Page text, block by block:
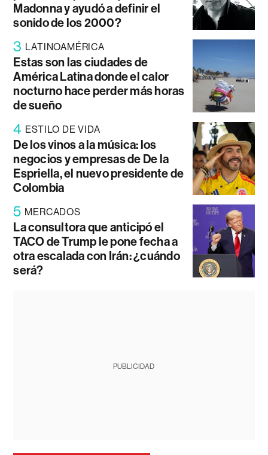
Madonna y ayudó a definir el
sonido de los 2000?
3 LATINOAMÉRICA
Estas son las ciudades de
América Latina donde el calor
nocturno hace perder más horas
de sueño
4 ESTILO DE VIDA
De los vinos a la música: los
negocios y empresas de De la
Espriella, el nuevo presidente de
Colombia
5 MERCADOS
La consultora que anticipó el
TACO de Trump le pone fecha a
otra escalada con Irán: ¿cuándo
será?
PUBLICIDAD